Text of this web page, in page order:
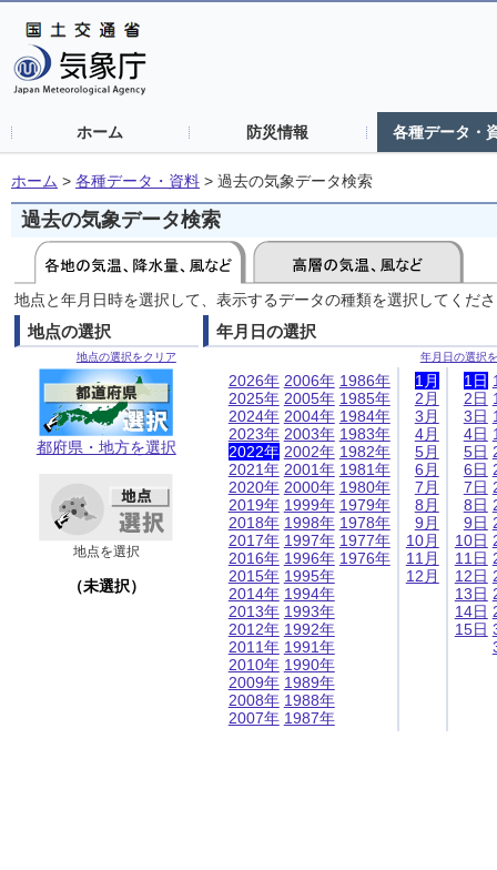
ホーム 防災情報 各種データ・
ホーム > 各種データ・資料 > 過去の気象データ検索
過去の気象データ検索
地点と年月日時を選択して、表示するデータの種類を選択してくだ
地点の選択
地点の選択をクリア
都府県・地方を選択
地点を選択
（未選択）
年月日の選択
年月日の選択
2026年
2025年
2024年
2023年
2022年
2021年
2020年
2019年
2018年
2017年
2016年
2015年
2014年
2013年
2012年
2011年
2010年
2009年
2008年
2007年
2006年
2005年
2004年
2003年
2002年
2001年
2000年
1999年
1998年
1997年
1996年
1995年
1994年
1993年
1992年
1991年
1990年
1989年
1988年
1987年
1986年
1985年
1984年
1983年
1982年
1981年
1980年
1979年
1978年
1977年
1976年
1月
2月
3月
4月
5月
6月
7月
8月
9月
10月
11月
12月
1日
2日
3日
4日
5日
6日
7日
8日
9日
10日
11日
12日
13日
14日
15日